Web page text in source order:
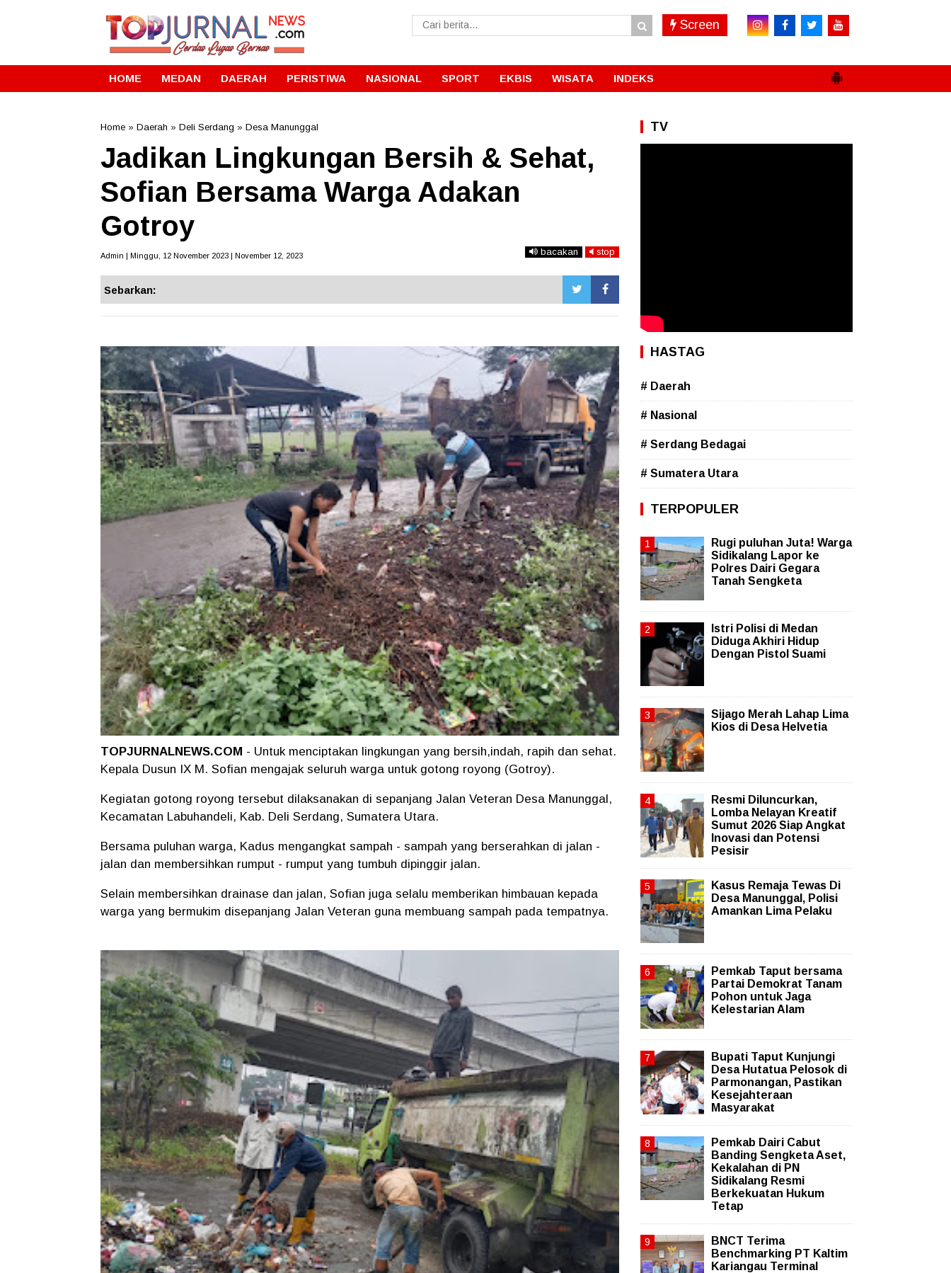
Screen
HOME MEDAN DAERAH PERISTIWA NASIONAL SPORT EKBIS WISATA INDEKS
Home » Daerah » Deli Serdang » Desa Manunggal
Jadikan Lingkungan Bersih & Sehat,
Sofian Bersama Warga Adakan
Gotroy
Admin | Minggu, 12 November 2023 | November 12, 2023 bacakan stop
Sebarkan:
TOPJURNALNEWS.COM - Untuk menciptakan lingkungan yang bersih,indah, rapih dan sehat.
Kepala Dusun IX M. Sofian mengajak seluruh warga untuk gotong royong (Gotroy).
Kegiatan gotong royong tersebut dilaksanakan di sepanjang Jalan Veteran Desa Manunggal,
Kecamatan Labuhandeli, Kab. Deli Serdang, Sumatera Utara.
Bersama puluhan warga, Kadus mengangkat sampah - sampah yang berserahkan di jalan -
jalan dan membersihkan rumput - rumput yang tumbuh dipinggir jalan.
Selain membersihkan drainase dan jalan, Sofian juga selalu memberikan himbauan kepada
warga yang bermukim disepanjang Jalan Veteran guna membuang sampah pada tempatnya.
TV
HASTAG
# Daerah
# Nasional
# Serdang Bedagai
# Sumatera Utara
TERPOPULER
Rugi puluhan Juta! Warga
Sidikalang Lapor ke
Polres Dairi Gegara
Tanah Sengketa
Istri Polisi di Medan
Diduga Akhiri Hidup
Dengan Pistol Suami
Sijago Merah Lahap Lima
Kios di Desa Helvetia
Resmi Diluncurkan,
Lomba Nelayan Kreatif
Sumut 2026 Siap Angkat
Inovasi dan Potensi
Pesisir
Kasus Remaja Tewas Di
Desa Manunggal, Polisi
Amankan Lima Pelaku
Pemkab Taput bersama
Partai Demokrat Tanam
Pohon untuk Jaga
Kelestarian Alam
Bupati Taput Kunjungi
Desa Hutatua Pelosok di
Parmonangan, Pastikan
Kesejahteraan
Masyarakat
Pemkab Dairi Cabut
Banding Sengketa Aset,
Kekalahan di PN
Sidikalang Resmi
Berkekuatan Hukum
Tetap
BNCT Terima
Benchmarking PT Kaltim
Kariangau Terminal